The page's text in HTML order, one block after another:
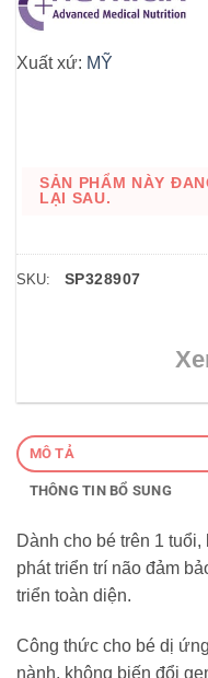
Xuất xứ: MỸ
SẢN PHẨM NÀY
LẠI SAU.
SKU: SP328907
MÔ TẢ
THÔNG TIN BỔ SUNG
Dành cho bé trên 1
phát triển trí não đảm
triển toàn diện.
Công thức cho bé dị
nành, không biến đổi